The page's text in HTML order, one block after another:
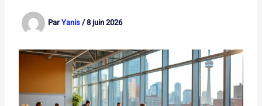
ParYanis/8 juin 2026